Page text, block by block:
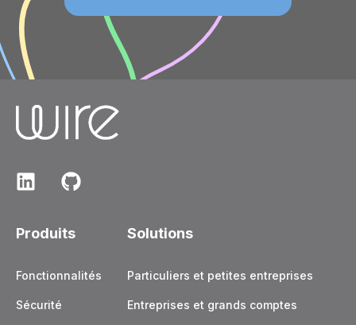
Produits
Fonctionnalités
Sécurité
Solutions
Particuliers et petites entreprises
Entreprises et grands comptes